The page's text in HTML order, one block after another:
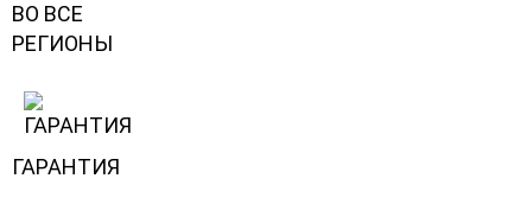
ВО ВСЕ
РЕГИОНЫ
ГАРАНТИЯ